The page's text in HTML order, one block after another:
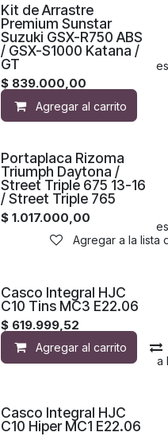
Agregar a la lista de
Kit de Arrastre
Premium Sunstar
Suzuki GSX-R750 ABS
/ GSX-S1000 Katana /
GT
$ 839.000,00
Agregar al carrito
Agregar a la lista de
Portaplaca Rizoma
Triumph Daytona /
Street Triple 675 13-16
/ Street Triple 765
$1.017.000,00
Agregar a la lista
Compara Agregar a la
Casco Integral HJC
C10 Tins MC3 E22.06
$ 619.999,52
Agregar al carrito
Casco Integral HJC
C10 Hiper MC1 E22.06